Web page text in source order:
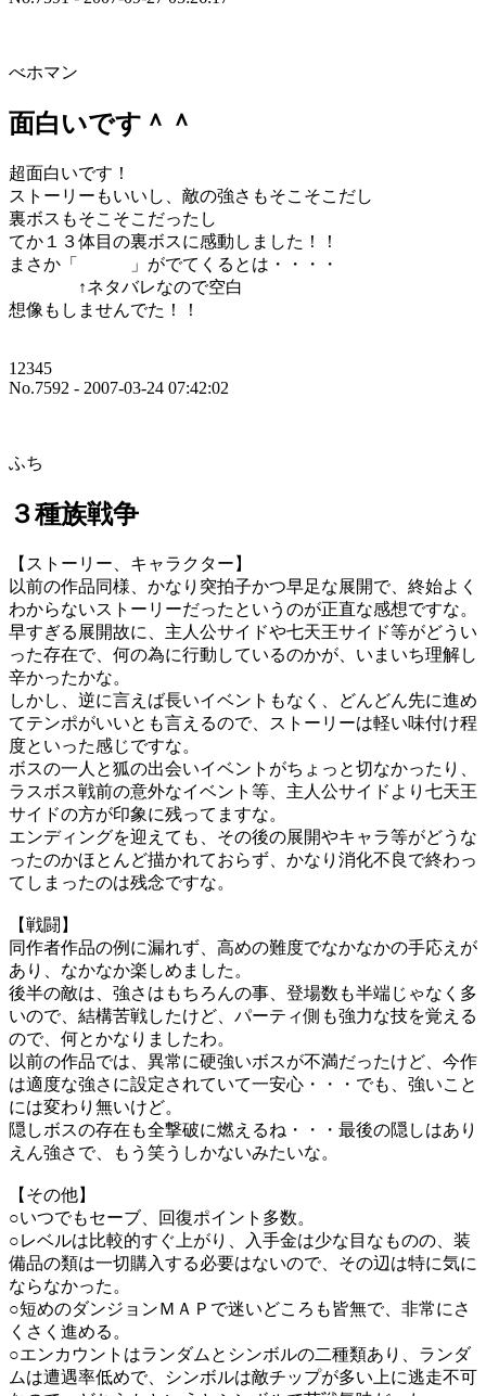
べホマン
面白いです＾＾
超面白いです！
ストーリーもいいし、敵の強さもそこそこだし
裏ボスもそこそこだったし
てか１３体目の裏ボスに感動しました！！
まさか「 」がでてくるとは・・・・
↑ネタバレなので空白
想像もしませんでた！！
12345
No.7592 - 2007-03-24 07:42:02
ふち
３種族戦争
【ストーリー、キャラクター】
以前の作品同様、かなり突拍子かつ早足な展開で、終始よく
わからないストーリーだったというのが正直な感想ですな。
早すぎる展開故に、主人公サイドや七天王サイド等がどうい
った存在で、何の為に行動しているのかが、いまいち理解し
辛かったかな。
しかし、逆に言えば長いイベントもなく、どんどん先に進め
てテンポがいいとも言えるので、ストーリーは軽い味付け程
度といった感じですな。
ボスの一人と狐の出会いイベントがちょっと切なかったり、
ラスボス戦前の意外なイベント等、主人公サイドより七天王
サイドの方が印象に残ってますな。
エンディングを迎えても、その後の展開やキャラ等がどうな
ったのかほとんど描かれておらず、かなり消化不良で終わっ
てしまったのは残念ですな。
【戦闘】
同作者作品の例に漏れず、高めの難度でなかなかの手応えが
あり、なかなか楽しめました。
後半の敵は、強さはもちろんの事、登場数も半端じゃなく多
いので、結構苦戦したけど、パーティ側も強力な技を覚える
ので、何とかなりましたわ。
以前の作品では、異常に硬強いボスが不満だったけど、今作
は適度な強さに設定されていて一安心・・・でも、強いこと
には変わり無いけど。
隠しボスの存在も全撃破に燃えるね・・・最後の隠しはあり
えん強さで、もう笑うしかないみたいな。
【その他】
○いつでもセーブ、回復ポイント多数。
○レベルは比較的すぐ上がり、入手金は少な目なものの、装
備品の類は一切購入する必要はないので、その辺は特に気に
ならなかった。
○短めのダンジョンＭＡＰで迷いどころも皆無で、非常にさ
くさく進める。
○エンカウントはランダムとシンボルの二種類あり、ランダ
ムは遭遇率低めで、シンボルは敵チップが多い上に逃走不可